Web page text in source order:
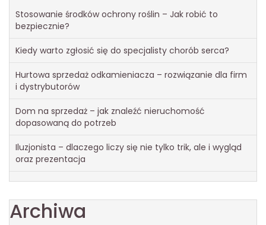
Stosowanie środków ochrony roślin – Jak robić to
bezpiecznie?
Kiedy warto zgłosić się do specjalisty chorób serca?
Hurtowa sprzedaż odkamieniacza – rozwiązanie dla firm
i dystrybutorów
Dom na sprzedaż – jak znaleźć nieruchomość
dopasowaną do potrzeb
Iluzjonista – dlaczego liczy się nie tylko trik, ale i wygląd
oraz prezentacja
Archiwa